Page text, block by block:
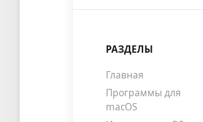
РАЗДЕЛЫ
Главная
Программы для
macOS